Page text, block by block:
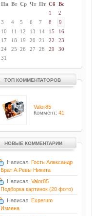
Пн Вт Ср Чт Пт Сб Вс
1
2
3
4 5 6 7 8
9
10
11 12 13 14 15
16
17
18 19 20 21 22
23
24
25 26 27 28 29
30
31
ТОП КОММЕНТАТОРОВ
Valor85
Коммент: 41
НОВЫЕ КОММЕНТАРИИ
Написал: Гость Александр
Брат А.Ревы Никита
Написал: Valor85
Подборка картинок (20 фото)
Написал: Experum
Измена